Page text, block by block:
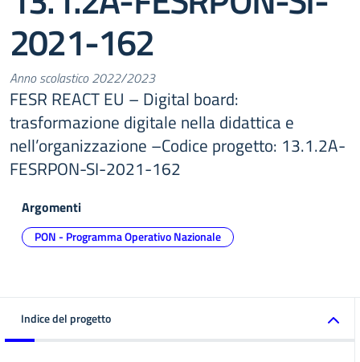
2021-162
Anno scolastico 2022/2023
FESR REACT EU – Digital board:
trasformazione digitale nella didattica e
nell’organizzazione –Codice progetto: 13.1.2A-
FESRPON-SI-2021-162
Argomenti
PON - Programma Operativo Nazionale
Indice del progetto